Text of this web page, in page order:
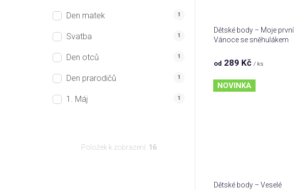
Den matek 1
Svatba 1
Den otců 1
Den prarodičů 1
1. Máj 1
Položek k zobrazení: 16
Dětské body – Moje první
Vánoce se sněhulákem
od 289 Kč / ks
NOVINKA
Dětské body – Veselé